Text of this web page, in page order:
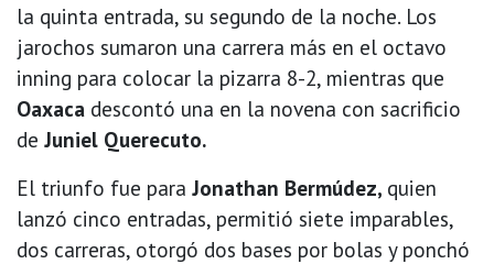
la quinta entrada, su segundo de la noche. Los
jarochos sumaron una carrera más en el octavo
inning para colocar la pizarra 8-2, mientras que
Oaxaca descontó una en la novena con sacrificio
de Juniel Querecuto.
El triunfo fue para Jonathan Bermúdez, quien
lanzó cinco entradas, permitió siete imparables,
dos carreras, otorgó dos bases por bolas y ponchó